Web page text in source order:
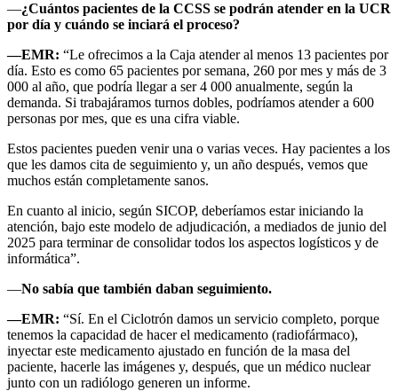
—¿Cuántos pacientes de la CCSS se podrán atender en la UCR
por día y cuándo se inciará el proceso?
—EMR: “Le ofrecimos a la Caja atender al menos 13 pacientes por
día. Esto es como 65 pacientes por semana, 260 por mes y más de 3
000 al año, que podría llegar a ser 4 000 anualmente, según la
demanda. Si trabajáramos turnos dobles, podríamos atender a 600
personas por mes, que es una cifra viable.
Estos pacientes pueden venir una o varias veces. Hay pacientes a los
que les damos cita de seguimiento y, un año después, vemos que
muchos están completamente sanos.
En cuanto al inicio, según SICOP, deberíamos estar iniciando la
atención, bajo este modelo de adjudicación, a mediados de junio del
2025 para terminar de consolidar todos los aspectos logísticos y de
informática”.
—No sabía que también daban seguimiento.
—EMR: “Sí. En el Ciclotrón damos un servicio completo, porque
tenemos la capacidad de hacer el medicamento (radiofármaco),
inyectar este medicamento ajustado en función de la masa del
paciente, hacerle las imágenes y, después, que un médico nuclear
junto con un radiólogo generen un informe.